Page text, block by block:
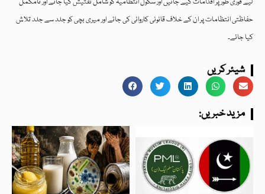
حفاظتی انتظامات پر ان کے خلاف قانونی کاروائی کی جائے اور میری بچی کو جلد سے جلد تلاش
کیا جائے۔
شیئر کریں
:مزید خبریں